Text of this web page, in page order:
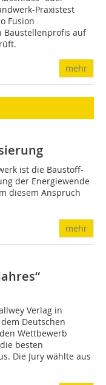
Praxistest
Fusion
Baustellenprofis auf
mehr
ist die Baustoff-
der Energiewende
diesem Anspruch
mehr
Verlag in
Deutschen
Wettbewerb
besten
Die Jury wählte aus